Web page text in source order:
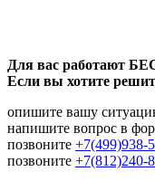
Для вас работают
Если вы хотите
опишите вашу
напишите вопрос в
позвоните +7(499)938-
позвоните +7(812)240-